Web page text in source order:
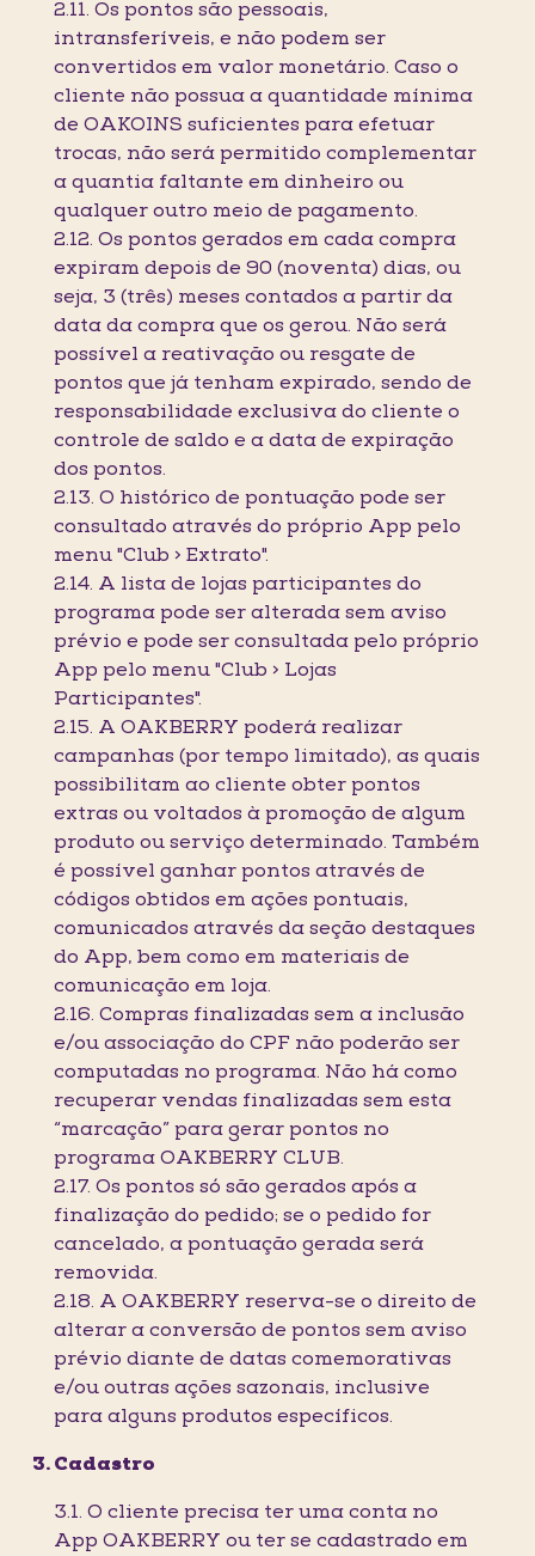
2.11. Os pontos são pessoais,
intransferíveis, e não podem ser
convertidos em valor monetário. Caso o
cliente não possua a quantidade mínima
de OAKOINS suficientes para efetuar
trocas, não será permitido complementar
a quantia faltante em dinheiro ou
qualquer outro meio de pagamento.
2.12. Os pontos gerados em cada compra
expiram depois de 90 (noventa) dias, ou
seja, 3 (três) meses contados a partir da
data da compra que os gerou. Não será
possível a reativação ou resgate de
pontos que já tenham expirado, sendo de
responsabilidade exclusiva do cliente o
controle de saldo e a data de expiração
dos pontos.
2.13. O histórico de pontuação pode ser
consultado através do próprio App pelo
menu "Club > Extrato".
2.14. A lista de lojas participantes do
programa pode ser alterada sem aviso
prévio e pode ser consultada pelo próprio
App pelo menu "Club > Lojas
Participantes".
2.15. A OAKBERRY poderá realizar
campanhas (por tempo limitado), as quais
possibilitam ao cliente obter pontos
extras ou voltados à promoção de algum
produto ou serviço determinado. Também
é possível ganhar pontos através de
códigos obtidos em ações pontuais,
comunicados através da seção destaques
do App, bem como em materiais de
comunicação em loja.
2.16. Compras finalizadas sem a inclusão
e/ou associação do CPF não poderão ser
computadas no programa. Não há como
recuperar vendas finalizadas sem esta
“marcação” para gerar pontos no
programa OAKBERRY CLUB.
2.17. Os pontos só são gerados após a
finalização do pedido; se o pedido for
cancelado, a pontuação gerada será
removida.
2.18. A OAKBERRY reserva-se o direito de
alterar a conversão de pontos sem aviso
prévio diante de datas comemorativas
e/ou outras ações sazonais, inclusive
para alguns produtos específicos.
Cadastro
3.1. O cliente precisa ter uma conta no
App OAKBERRY ou ter se cadastrado em